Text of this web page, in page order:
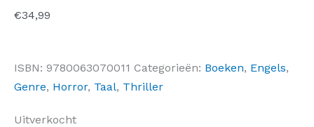
€34,99
ISBN: 9780063070011 Categorieën: Boeken, Engels,
Genre, Horror, Taal, Thriller
Uitverkocht